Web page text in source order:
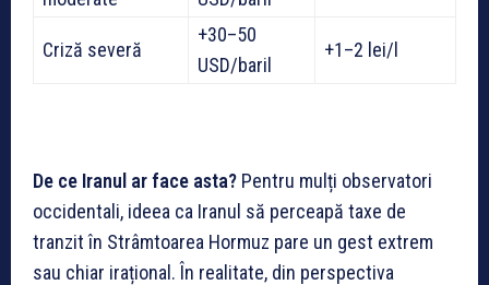
Criză severă
+30–50
USD/baril
+1–2 lei/l
De ce Iranul ar face asta? Pentru mulți observatori
occidentali, ideea ca Iranul să perceapă taxe de
tranzit în Strâmtoarea Hormuz pare un gest extrem
sau chiar irațional. În realitate, din perspectiva